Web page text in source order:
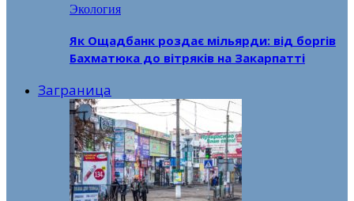
Экология
Як Ощадбанк роздає мільярди: від боргів
Бахматюка до вітряків на Закарпатті
Заграница